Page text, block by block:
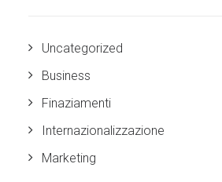
Uncategorized
Business
Finaziamenti
Internazionalizzazione
Marketing